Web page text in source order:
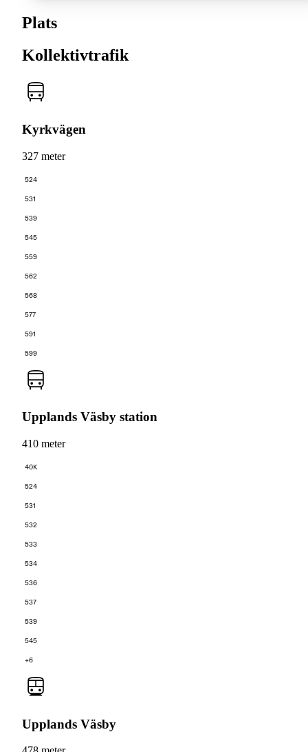
Plats
Kollektivtrafik
Kyrkvägen
327 meter
524
531
539
545
559
562
568
577
591
599
Upplands Väsby station
410 meter
40K
524
531
532
533
534
536
537
539
545
+6
Upplands Väsby